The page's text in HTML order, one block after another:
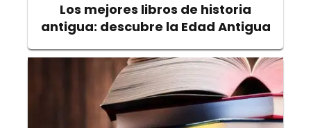
Los mejores libros de historia
antigua: descubre la Edad Antigua